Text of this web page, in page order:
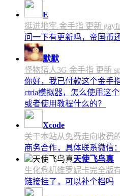
E
挺进地牢 金手指 更新
问一下有更新吗，帝国币
默默
怪物猎人3G 金手指 更新
你好，我已付款这个金手
ctria模拟器，怎么使用这
或者使用教程什么的？
Xcode
关于本站从免费走向收费
商务合作，具体联系微信
天使飞鸟真
生化危机维罗妮卡完全版
链接挂了，可以补个档吗